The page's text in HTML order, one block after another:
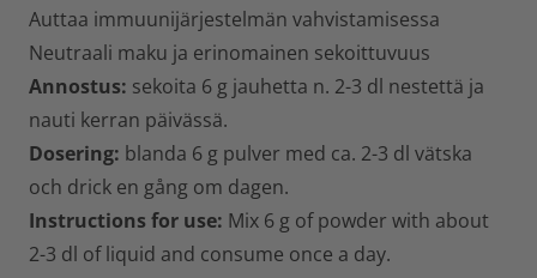
Auttaa immuunijärjestelmän vahvistamisessa
Neutraali maku ja erinomainen sekoittuvuus
Annostus: sekoita 6 g jauhetta n. 2-3 dl nestettä ja
nauti kerran päivässä.
Dosering: blanda 6 g pulver med ca. 2-3 dl vätska
och drick en gång om dagen.
Instructions for use: Mix 6 g of powder with about
2-3 dl of liquid and consume once a day.